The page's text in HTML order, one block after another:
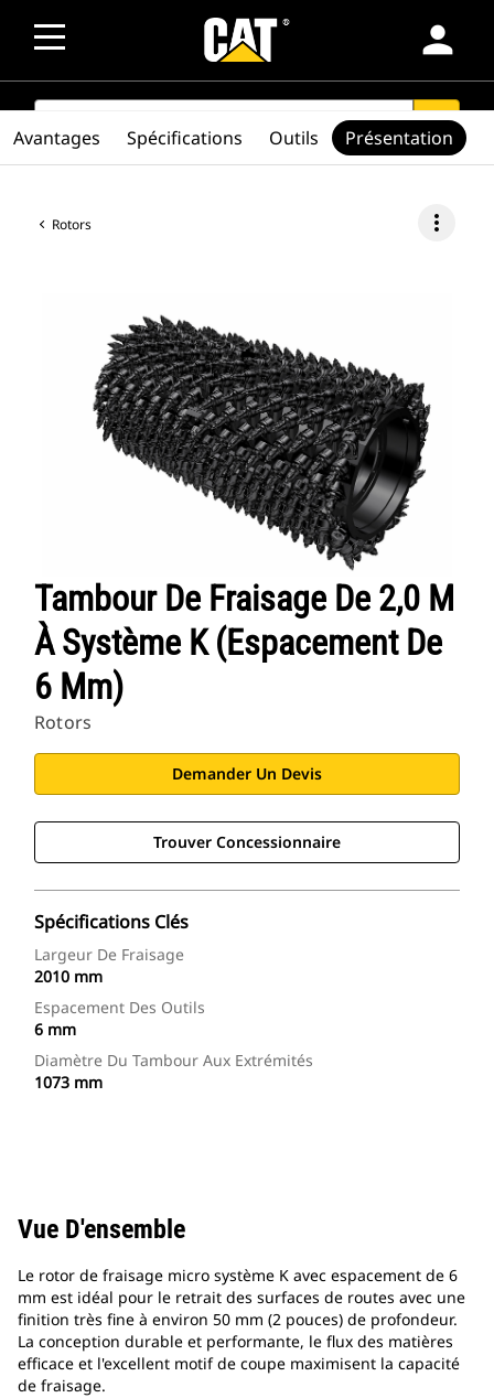
person
SEARCH search
Rotors more_vert
Tambour De Fraisage De 2,0 M
À Système K (espacement De
6 Mm)
Rotors
Demander Un Devis
Trouver Concessionnaire
Spécifications Clés
Largeur De Fraisage
2010 mm
Espacement Des Outils
6 mm
Diamètre Du Tambour Aux Extrémités
1073 mm
Avantages Spécifications Outils Présentation
Vue D'ensemble
Le rotor de fraisage micro système K avec espacement de 6
mm est idéal pour le retrait des surfaces de routes avec une
finition très fine à environ 50 mm (2 pouces) de profondeur.
La conception durable et performante, le flux des matières
efficace et l'excellent motif de coupe maximisent la capacité
de fraisage.